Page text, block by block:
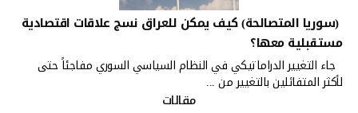
(سوريا المتصالحة) كيف يمكن للعراق نسج علاقات اقتصادية
مستقبلية معها؟
جاء التغيير الدراماتيكي في النظام السياسي السوري مفاجئاً حتى
لأكثر المتفائلين بالتغيير من ...
مقالات